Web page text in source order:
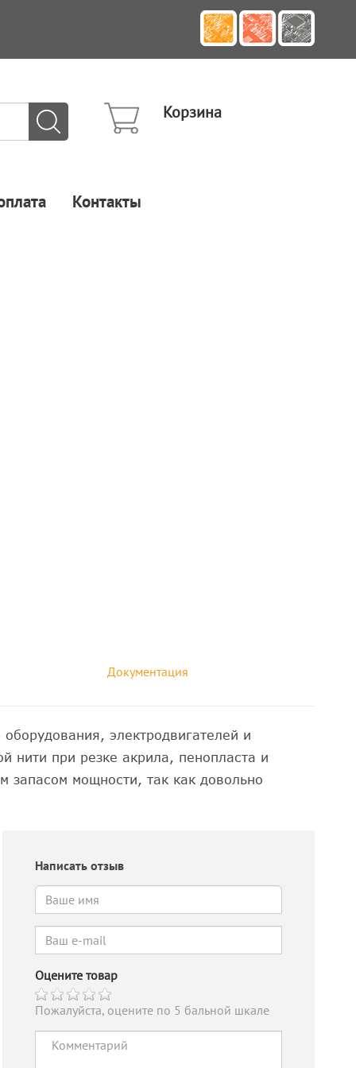
Корзина
Контакты
Документация
электродвигателей и
нити при резке акрила, пенопласта и
запасом мощности, так как довольно
Написать отзыв
Оцените товар
Пожалуйста, оцените по 5 бальной шкале